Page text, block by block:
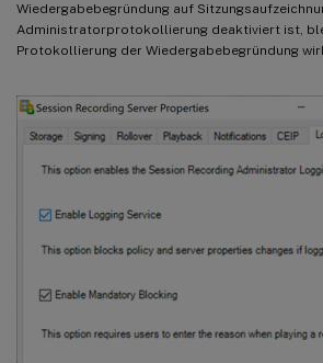
Wiedergabebegründung auf
Administratorprotokollierung deaktiviert ist,
Protokollierung der Wiedergabebegründung